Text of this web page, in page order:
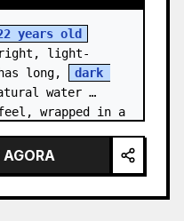
years old
light-
long,
dark
water
wrapped in a